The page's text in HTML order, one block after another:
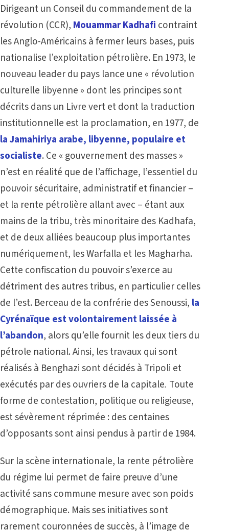
Dirigeant un Conseil du commandement de la
révolution (CCR), Mouammar Kadhafi contraint
les Anglo-Américains à fermer leurs bases, puis
nationalise l’exploitation pétrolière. En 1973, le
nouveau leader du pays lance une « révolution
culturelle libyenne » dont les principes sont
décrits dans un Livre vert et dont la traduction
institutionnelle est la proclamation, en 1977, de
la Jamahiriya arabe, libyenne, populaire et
socialiste. Ce « gouvernement des masses »
n’est en réalité que de l’affichage, l’essentiel du
pouvoir sécuritaire, administratif et financier –
et la rente pétrolière allant avec – étant aux
mains de la tribu, très minoritaire des Kadhafa,
et de deux alliées beaucoup plus importantes
numériquement, les Warfalla et les Magharha.
Cette confiscation du pouvoir s’exerce au
détriment des autres tribus, en particulier celles
de l’est. Berceau de la confrérie des Senoussi, la
Cyrénaïque est volontairement laissée à
l’abandon, alors qu’elle fournit les deux tiers du
pétrole national. Ainsi, les travaux qui sont
réalisés à Benghazi sont décidés à Tripoli et
exécutés par des ouvriers de la capitale. Toute
forme de contestation, politique ou religieuse,
est sévèrement réprimée : des centaines
d’opposants sont ainsi pendus à partir de 1984.
Sur la scène internationale, la rente pétrolière
du régime lui permet de faire preuve d’une
activité sans commune mesure avec son poids
démographique. Mais ses initiatives sont
rarement couronnées de succès, à l’image de